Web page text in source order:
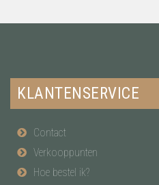
KLANTENSERVICE
Contact
Verkooppunten
Hoe bestel ik?